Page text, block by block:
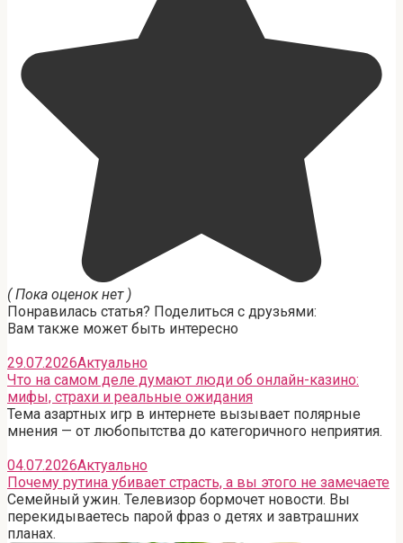
( Пока оценок нет )
Понравилась статья? Поделиться с друзьями:
Вам также может быть интересно
29.07.2026Актуально
Что на самом деле думают люди об онлайн-казино:
мифы, страхи и реальные ожидания
Тема азартных игр в интернете вызывает полярные
мнения — от любопытства до категоричного неприятия.
04.07.2026Актуально
Почему рутина убивает страсть, а вы этого не замечаете
Семейный ужин. Телевизор бормочет новости. Вы
перекидываетесь парой фраз о детях и завтрашних
планах.